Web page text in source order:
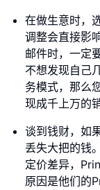
在做生意时，
调整会直接影
邮件时，一定
不想发现自己
务模式，那么
现成千上万的
谈到钱财，如
丢失大把的钱
定价差异，
原因是他们的